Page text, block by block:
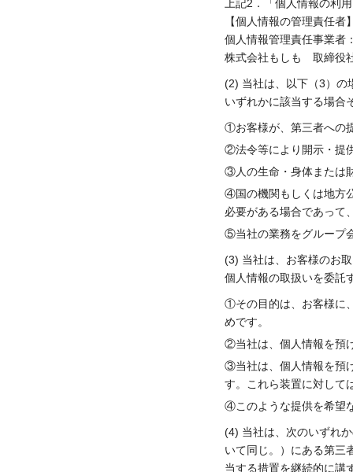
上記2．「個人情報の利
【個人情報の管理責任者
個人情報管理責任事業者
株式会社もしも 取締役
(2) 当社は、以下（3）の
いずれかに該当する場合
①お客様が、第三者への
②法令等により開示・提
③人の生命・身体または
④国の機関もしくは地方
必要がある場合であって
⑤当社の業務をグループ
(3) 当社は、お客様のお
個人情報の取扱いを委託
①その目的は、お客様に
めです。
②当社は、個人情報を預
③当社は、個人情報を預
す。これら装置に対して
④このような提供を希望
(4) 当社は、次のいずれ
いて同じ。）にある第三
当する措置を継続的に講